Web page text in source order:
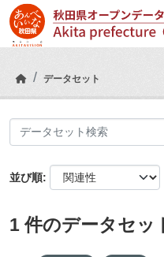
Skip to main content
データセット
並び順
1 件のデータセッ